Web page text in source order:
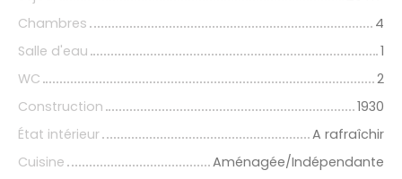
Chambres
4
Salle d'eau
1
WC
2
Construction
1930
État intérieur
A rafraîchir
Cuisine
Aménagée/Indépendante